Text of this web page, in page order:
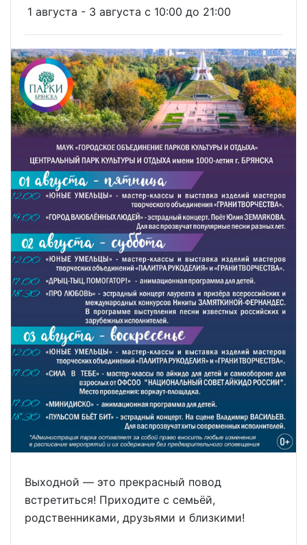
1 августа - 3 августа c 10:00 до 21:00
Выходной — это прекрасный повод
встретиться! Приходите с семьёй,
родственниками, друзьями и близкими!